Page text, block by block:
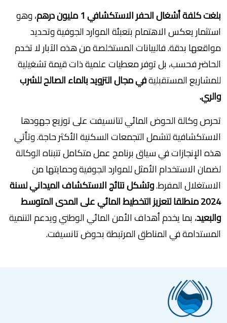
بلغت كلفة أشغال الحفر الاستكشافي 1 مليون درهم
، وهو
استثمار يعكس الاهتمام بتعبئة الموارد الجوفية وتحديد
مواقعها بدقة. فالبيانات المستخلصة من هذه الآبار لا تخدم
الحاضر فحسب، بل توفر معطيات علمية ذات قيمة تشغيلية
للمشاريع المستقبليةفي مجال التزويد بالماء الصالح للشرب
والري.
تحرص وكالة الحوض المائي لتانسيفت على توزيع جهودها
الاستكشافية لتشمل التجمعات السكنية الأكثر حاجة. وتأتي
هذه الإنجازات في سياق برنامج عمل متكامل تتبناه الوكالة
لضمان الاستخدام الأمثل للموارد الجوفية وحمايتها من
الاستغلال المفرط.وتشكل نتائج الاستكشاف الميداني لسنة
2024 منطلقا لتعزيز التخطيط المائي على المدى المتوسط
والبعيد، بما يخدم أهداف الأمن المائي الوطني ويدعم التنمية
المستدامة في المناطق المرتبطة بحوض تانسيفت.